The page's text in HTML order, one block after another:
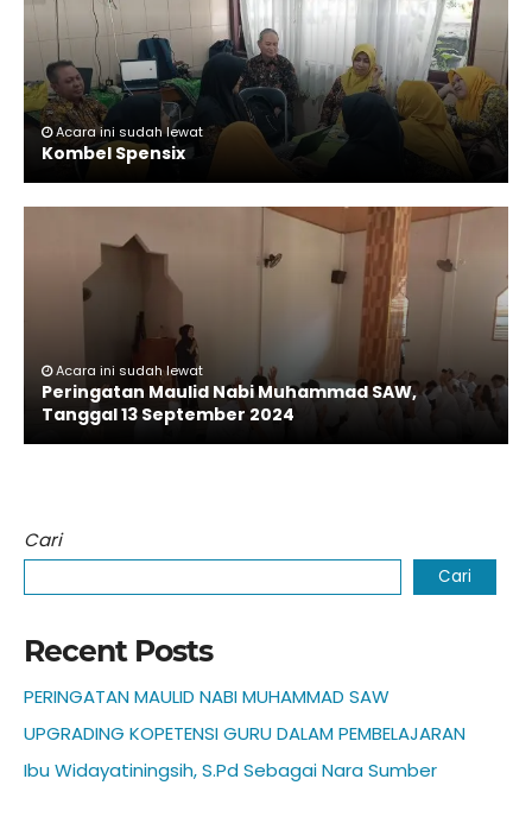
Acara ini sudah lewat
Kombel Spensix
Acara ini sudah lewat
Peringatan Maulid Nabi Muhammad SAW,
Tanggal 13 September 2024
Cari
Cari
Recent Posts
PERINGATAN MAULID NABI MUHAMMAD SAW
UPGRADING KOPETENSI GURU DALAM PEMBELAJARAN
Ibu Widayatiningsih, S.Pd Sebagai Nara Sumber